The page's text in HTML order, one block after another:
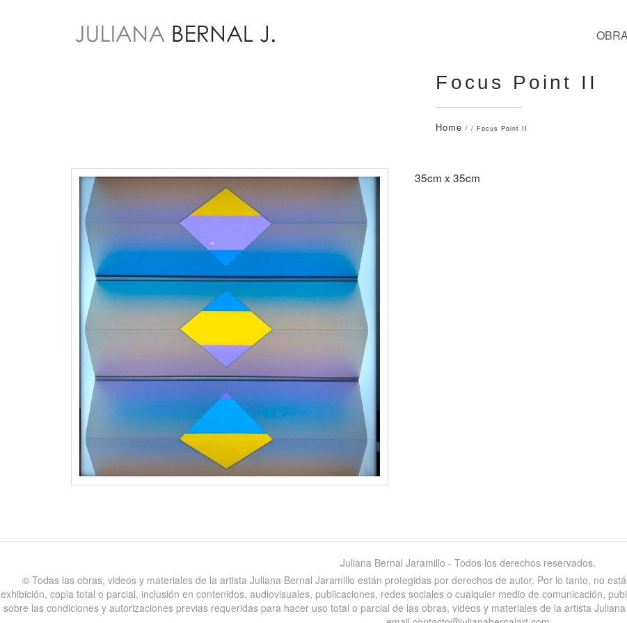
Focus Point II
Home/ / Focus Point II
35cm x 35cm
Juliana Bernal Jaramillo - Todos los derechos reservados.
©️ Todas las obras, videos y materiales de la artista Juliana Bernal Jaramillo están protegidas por derechos de autor. Por lo tanto, no
exhibición, copia total o parcial, inclusión en contenidos, audiovisuales, publicaciones, redes sociales o cualquier medio de comunicación,
sobre las condiciones y autorizaciones previas requeridas para hacer uso total o parcial de las obras, videos y materiales de la artista